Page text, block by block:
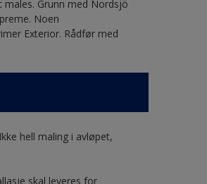
Grunn med Nordsjö
Noen
Exterior. Rådfør med
hell maling i avløpet,
skal leveres for